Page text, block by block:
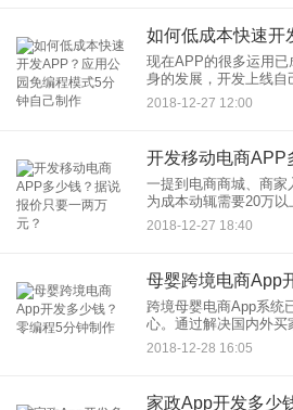
现在APP的很多运用已
身的发展，开发上线自
APP检查气候、公交地
订外卖、打车、娱乐、
2018-12-27 12:00
一提到电商商城、商家
为成本动辄需要20万以
非常成熟的今天，这个
多家的App外包开发公
2018-12-27 18:40
跨境母婴电商App系统
心。通过解决国内外买
易壁垒，为消费者创造
母婴跨境电商的商家带
2018-12-28 16:05